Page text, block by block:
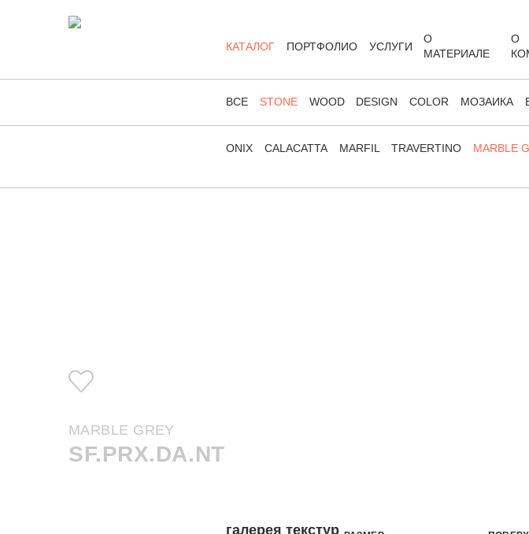
КАТАЛОГ
ВСЕ STONE
ONIX CALACATTA MARFIL TRAVERTINO MARBLE
WOOD DESIGN COLOR МОЗАИКА
ПОРТФОЛИО УСЛУГИ
О
МАТЕРИАЛЕ
О
MARBLE GREY
SF.PRX.DA.NT
галерея текстур